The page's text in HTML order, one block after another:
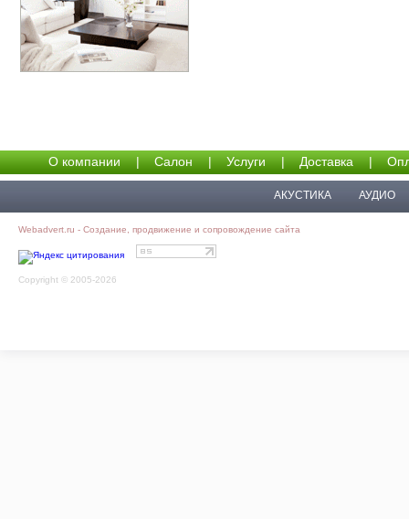
О компании | Салон | Услуги | Доставка |
АКУСТИКА АУДИО
Webadvert.ru - Создание, продвижение и сопровождение сайта
Copyright © 2005-2026